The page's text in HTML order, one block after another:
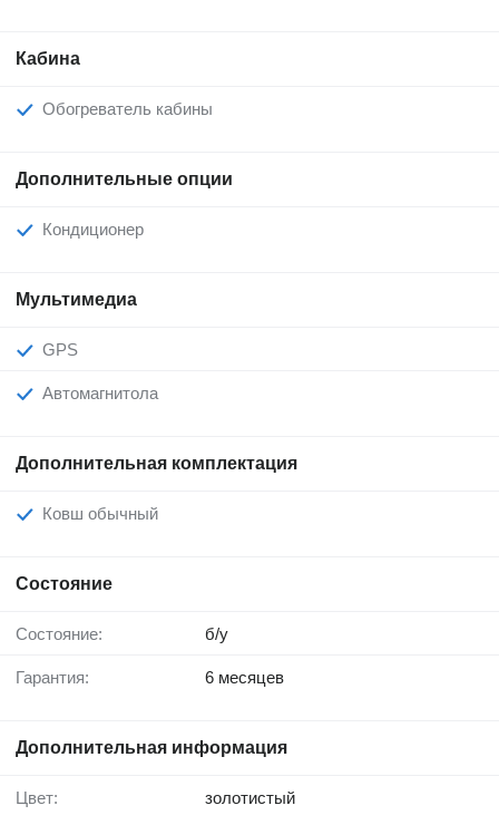
Кабина
Обогреватель кабины
Дополнительные опции
Кондиционер
Мультимедиа
GPS
Автомагнитола
Дополнительная комплектация
Ковш обычный
Состояние
Состояние: б/у
Гарантия: 6 месяцев
Дополнительная информация
Цвет: золотистый